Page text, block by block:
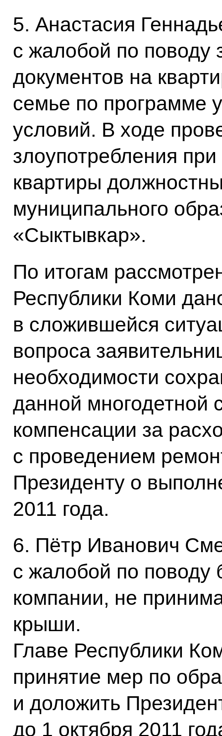
5. Анастасия
с жалобой по
документов на
семье по программе
условий. В ходе
злоупотребления
квартиры
муниципального
«Сыктывкар».
По итогам
Республики Коми
в сложившейся
вопроса
необходимости
данной многодетной
компенсации за
с проведением
Президенту о
2011 года.
6. Пётр Иванович
с жалобой по поводу
компании, не
крыши.
Главе Республики
принятие мер по
и доложить
до 1 октября 2011